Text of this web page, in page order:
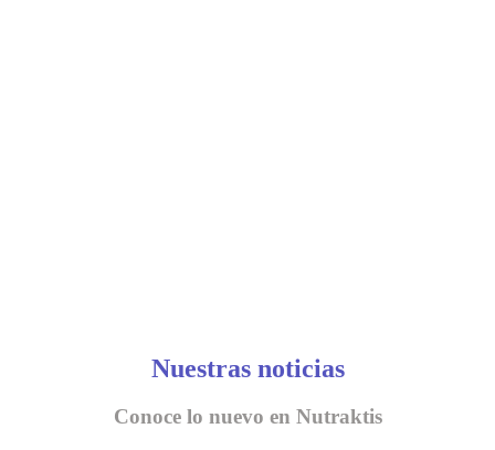
Nuestras noticias
Conoce lo nuevo en Nutraktis